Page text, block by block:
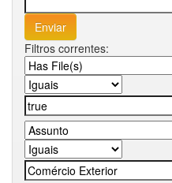
Filtros correntes: